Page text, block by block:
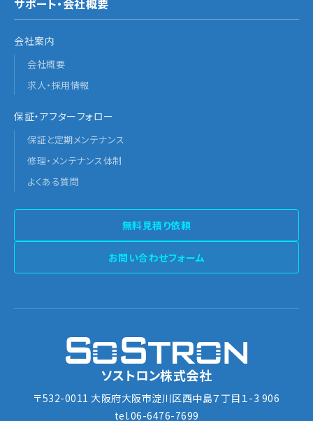
サポート・会社概要
会社案内
会社概要
求人・採用情報
保証・アフターフォロー
保証と定期メンテナンス
修理・メンテナンス体制
よくある質問
無料見積り依頼
お問い合わせフォーム
ソストロン株式会社
〒532-0011 大阪府大阪市淀川区西中島７丁目１-3 906
tel.06-6476-7699